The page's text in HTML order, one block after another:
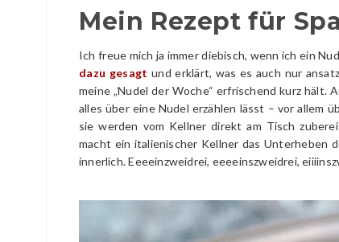
Mein Rezept für
Ich freue mich ja immer diebisch, wenn ich ein
dazu gesagt und erklärt, was es auch nur
meine „Nudel der Woche“ erfrischend kurz hält.
alles über eine Nudel erzählen lässt – vor allem
sie werden vom Kellner direkt am Tisch
macht ein italienischer Kellner das Unterheben
innerlich. Eeeeinzweidrei, eeeeinszweidrei,